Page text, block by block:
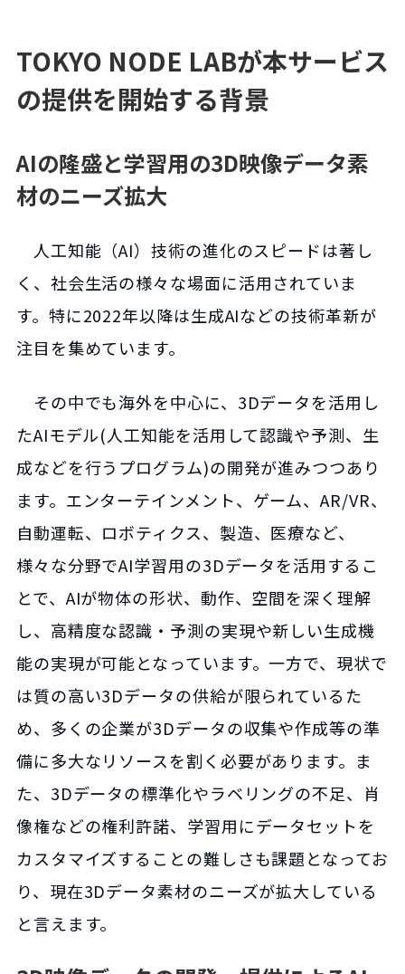
TOKYO NODE LABが本サービス
の提供を開始する背景
AIの隆盛と学習用の3D映像データ素
材のニーズ拡大
人工知能（AI）技術の進化のスピードは著し
く、社会生活の様々な場面に活用されていま
す。特に2022年以降は生成AIなどの技術革新が
注目を集めています。
その中でも海外を中心に、3Dデータを活用し
たAIモデル(人工知能を活用して認識や予測、生
成などを行うプログラム)の開発が進みつつあり
ます。エンターテインメント、ゲーム、AR/VR、
自動運転、ロボティクス、製造、医療など、
様々な分野でAI学習用の3Dデータを活用するこ
とで、AIが物体の形状、動作、空間を深く理解
し、高精度な認識・予測の実現や新しい生成機
能の実現が可能となっています。一方で、現状で
は質の高い3Dデータの供給が限られているた
め、多くの企業が3Dデータの収集や作成等の準
備に多大なリソースを割く必要があります。ま
た、3Dデータの標準化やラベリングの不足、肖
像権などの権利許諾、学習用にデータセットを
カスタマイズすることの難しさも課題となってお
り、現在3Dデータ素材のニーズが拡大している
と言えます。